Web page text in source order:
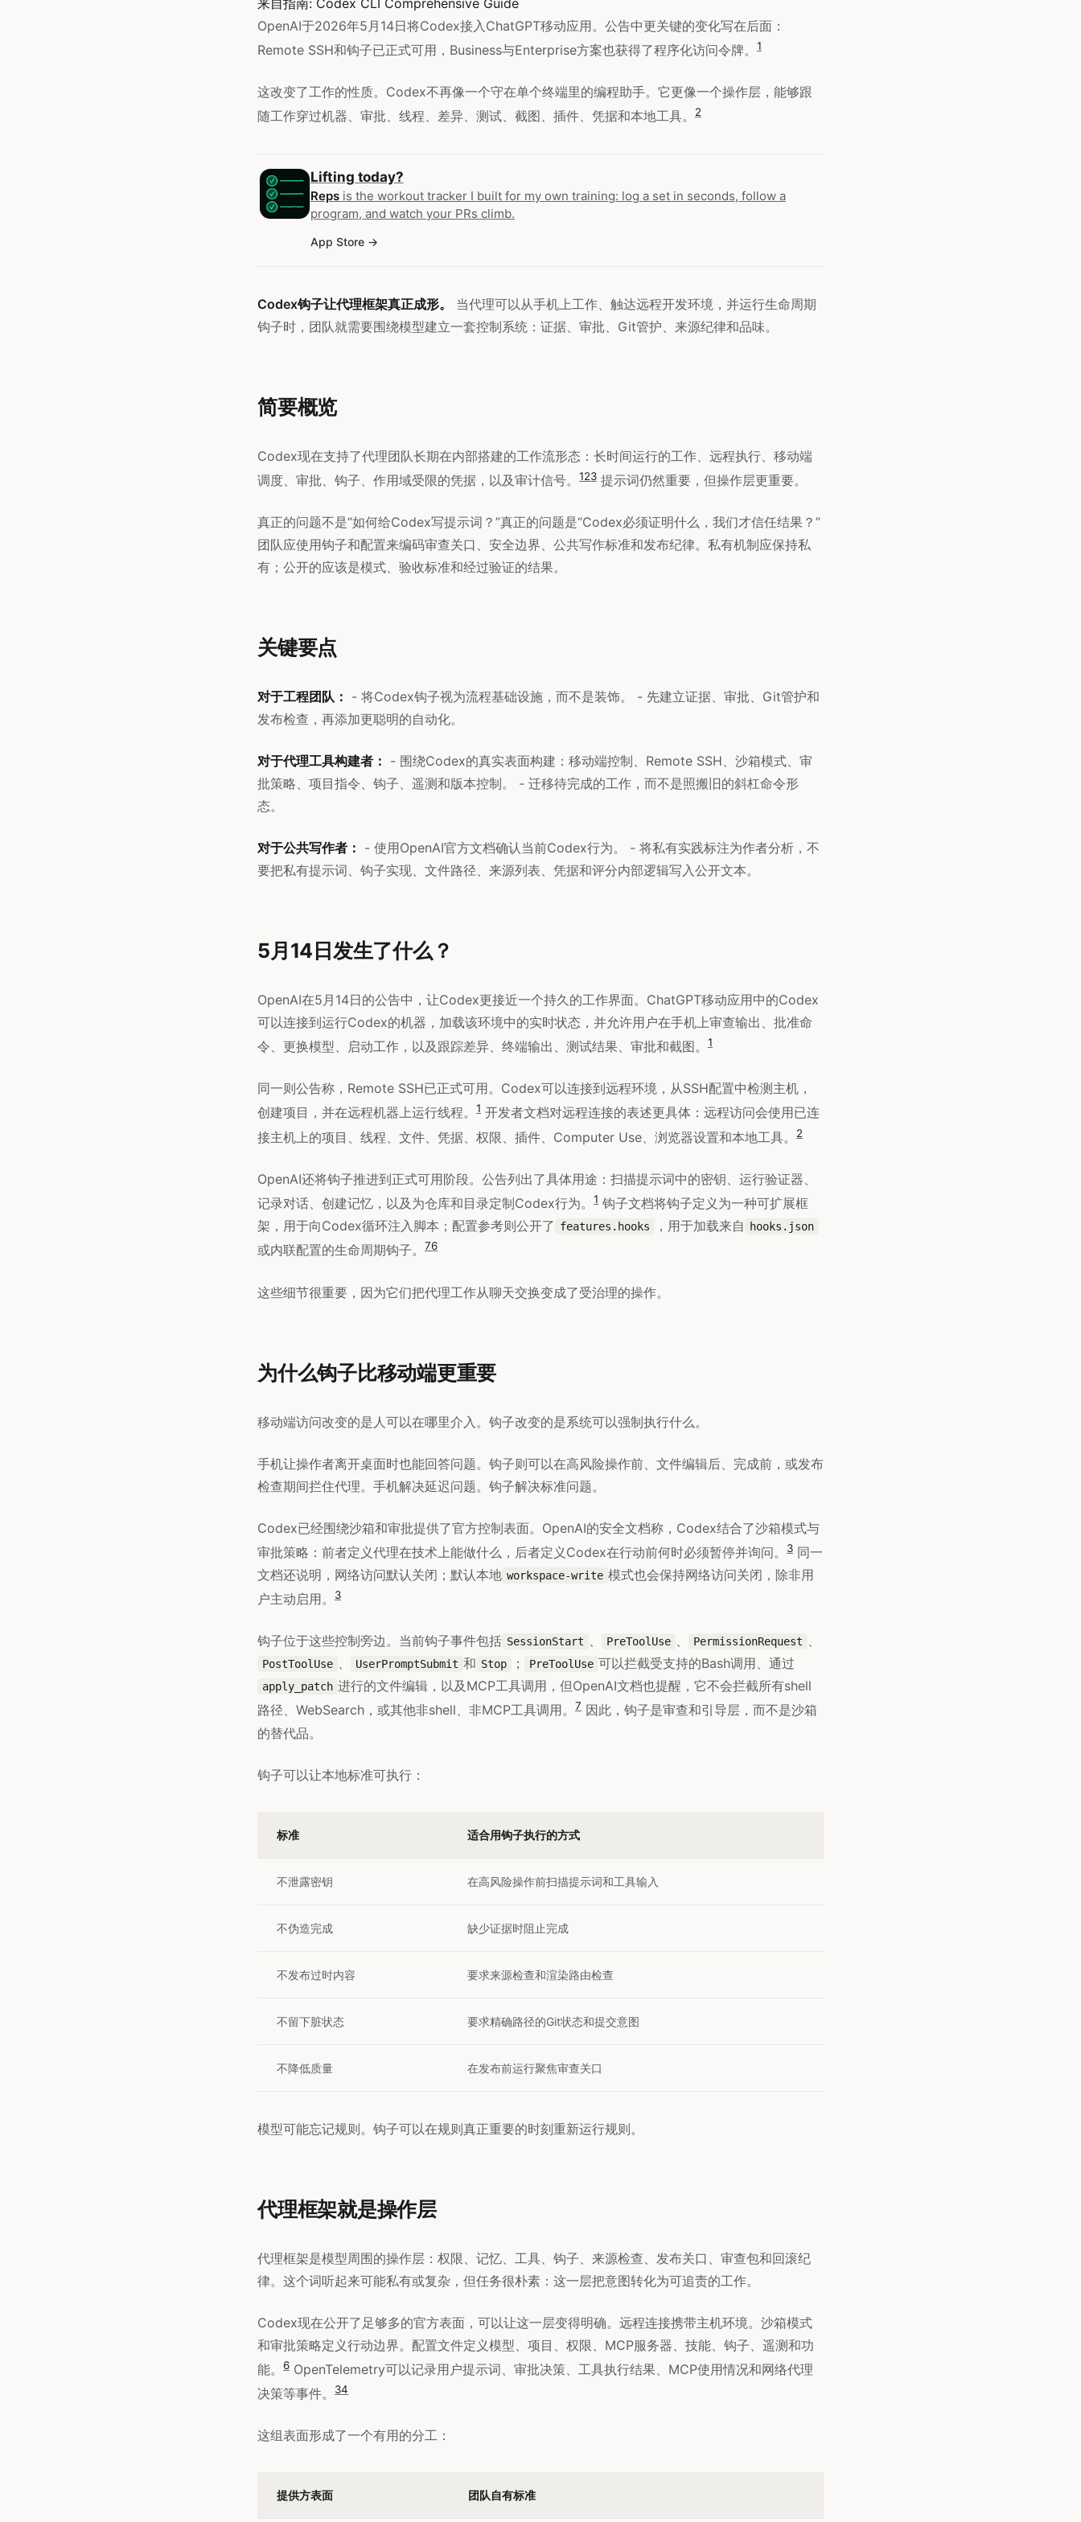
来自指南: Codex CLI Comprehensive Guide
OpenAI于2026年5月14日将Codex接入ChatGPT移动应用。公告中更关键的变化写在后面：
Remote SSH和钩子已正式可用，Business与Enterprise方案也获得了程序化访问令牌。
1
这改变了工作的性质。Codex不再像一个守在单个终端里的编程助手。它更像一个操作层，能够跟
随工作穿过机器、审批、线程、差异、测试、截图、插件、凭据和本地工具。
2
Lifting today?
Reps is the workout tracker I built for my own training: log a set in seconds, follow a
program, and watch your PRs climb.
App Store
Codex钩子让代理框架真正成形。
当代理可以从手机上工作、触达远程开发环境，并运行生命周期
钩子时，团队就需要围绕模型建立一套控制系统：证据、审批、Git管护、来源纪律和品味。
简要概览
Codex现在支持了代理团队长期在内部搭建的工作流形态：长时间运行的工作、远程执行、移动端
调度、审批、钩子、作用域受限的凭据，以及审计信号。
123 提示词仍然重要，但操作层更重要。
真正的问题不是“如何给Codex写提示词？”真正的问题是“Codex必须证明什么，我们才信任结果？”
团队应使用钩子和配置来编码审查关口、安全边界、公共写作标准和发布纪律。私有机制应保持私
有；公开的应该是模式、验收标准和经过验证的结果。
关键要点
对于工程团队： - 将Codex钩子视为流程基础设施，而不是装饰。 - 先建立证据、审批、Git管护和
发布检查，再添加更聪明的自动化。
对于代理工具构建者： - 围绕Codex的真实表面构建：移动端控制、Remote SSH、沙箱模式、审
批策略、项目指令、钩子、遥测和版本控制。 - 迁移待完成的工作，而不是照搬旧的斜杠命令形
态。
对于公共写作者： - 使用OpenAI官方文档确认当前Codex行为。 - 将私有实践标注为作者分析，不
要把私有提示词、钩子实现、文件路径、来源列表、凭据和评分内部逻辑写入公开文本。
5月14日发生了什么？
OpenAI在5月14日的公告中，让Codex更接近一个持久的工作界面。ChatGPT移动应用中的Codex
可以连接到运行Codex的机器，加载该环境中的实时状态，并允许用户在手机上审查输出、批准命
令、更换模型、启动工作，以及跟踪差异、终端输出、测试结果、审批和截图。
1
同一则公告称，Remote SSH已正式可用。Codex可以连接到远程环境，从SSH配置中检测主机，
创建项目，并在远程机器上运行线程。
1 开发者文档对远程连接的表述更具体：远程访问会使用已连
接主机上的项目、线程、文件、凭据、权限、插件、Computer Use、浏览器设置和本地工具。
2
OpenAI还将钩子推进到正式可用阶段。公告列出了具体用途：扫描提示词中的密钥、运行验证器、
记录对话、创建记忆，以及为仓库和目录定制Codex行为。
1 钩子文档将钩子定义为一种可扩展框
架，用于向Codex循环注入脚本；配置参考则公开了 features.hooks ，用于加载来自 hooks.json
或内联配置的生命周期钩子。 76
这些细节很重要，因为它们把代理工作从聊天交换变成了受治理的操作。
为什么钩子比移动端更重要
移动端访问改变的是人可以在哪里介入。钩子改变的是系统可以强制执行什么。
手机让操作者离开桌面时也能回答问题。钩子则可以在高风险操作前、文件编辑后、完成前，或发布
检查期间拦住代理。手机解决延迟问题。钩子解决标准问题。
Codex已经围绕沙箱和审批提供了官方控制表面。OpenAI的安全文档称，Codex结合了沙箱模式与
审批策略：前者定义代理在技术上能做什么，后者定义Codex在行动前何时必须暂停并询问。
3 同一
文档还说明，网络访问默认关闭；默认本地 workspace-write 模式也会保持网络访问关闭，除非用
户主动启用。
3
钩子位于这些控制旁边。当前钩子事件包括 SessionStart 、 PreToolUse 、 PermissionRequest 、
PostToolUse 、 UserPromptSubmit 和 Stop ； PreToolUse 可以拦截受支持的Bash调用、通过
apply_patch 进行的文件编辑，以及MCP工具调用，但OpenAI文档也提醒，它不会拦截所有shell
路径、WebSearch，或其他非shell、非MCP工具调用。
7 因此，钩子是审查和引导层，而不是沙箱
的替代品。
钩子可以让本地标准可执行：
标准 适合用钩子执行的方式
不泄露密钥 在高风险操作前扫描提示词和工具输入
不伪造完成 缺少证据时阻止完成
不发布过时内容 要求来源检查和渲染路由检查
不留下脏状态 要求精确路径的Git状态和提交意图
不降低质量 在发布前运行聚焦审查关口
模型可能忘记规则。钩子可以在规则真正重要的时刻重新运行规则。
代理框架就是操作层
代理框架是模型周围的操作层：权限、记忆、工具、钩子、来源检查、发布关口、审查包和回滚纪
律。这个词听起来可能私有或复杂，但任务很朴素：这一层把意图转化为可追责的工作。
Codex现在公开了足够多的官方表面，可以让这一层变得明确。远程连接携带主机环境。沙箱模式
和审批策略定义行动边界。配置文件定义模型、项目、权限、MCP服务器、技能、钩子、遥测和功
能。
6 OpenTelemetry可以记录用户提示词、审批决策、工具执行结果、MCP使用情况和网络代理
决策等事件。
34
这组表面形成了一个有用的分工：
提供方表面 团队自有标准